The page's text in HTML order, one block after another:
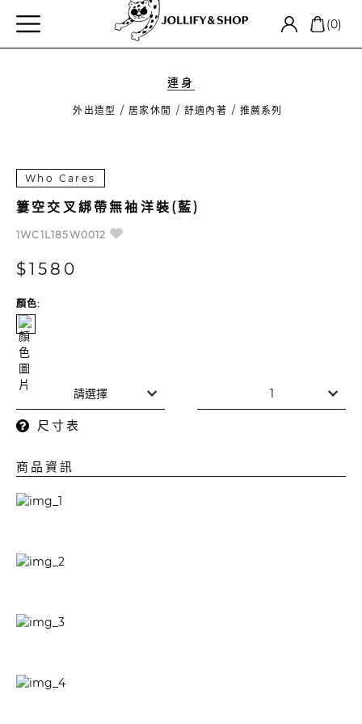
(0)
連身
外出造型 居家休閒 舒適內著 推薦系列
Who Cares
簍空交叉綁帶無袖洋裝(藍)
1WC1L185W0012
$1580
顏色:
尺寸表
商品資訊